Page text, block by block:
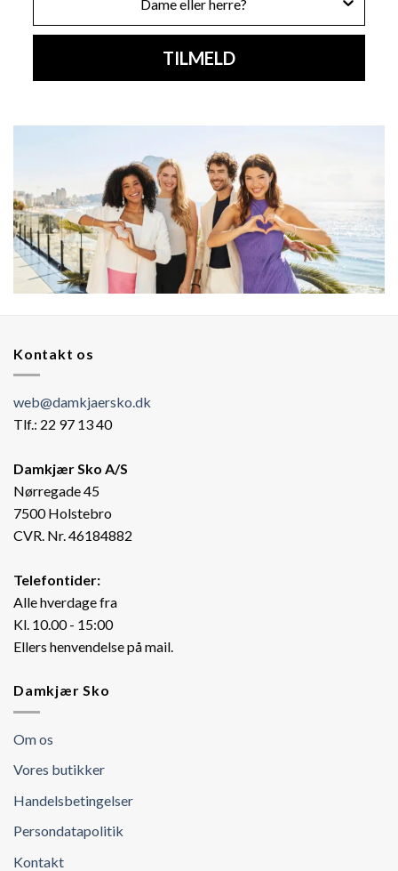
TILMELD
Kontakt os
web@damkjaersko.dk
Tlf.: 22 97 13 40
Damkjær Sko A/S
Nørregade 45
7500 Holstebro
CVR. Nr. 46184882
Telefontider:
Alle hverdage fra
Kl. 10.00 - 15:00
Ellers henvendelse på mail.
Damkjær Sko
Om os
Vores butikker
Handelsbetingelser
Persondatapolitik
Kontakt